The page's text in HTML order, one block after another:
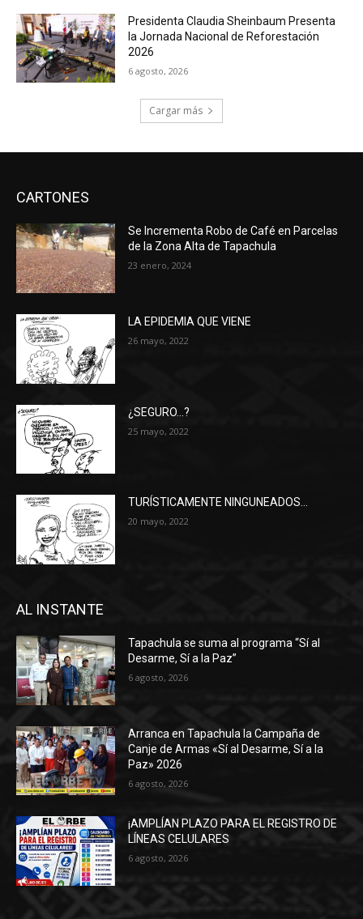
Presidenta Claudia Sheinbaum Presenta
la Jornada Nacional de Reforestación
2026
6 agosto, 2026
Cargar más
CARTONES
Se Incrementa Robo de Café en Parcelas
de la Zona Alta de Tapachula
23 enero, 2024
LA EPIDEMIA QUE VIENE
26 mayo, 2022
¿SEGURO…?
25 mayo, 2022
TURÍSTICAMENTE NINGUNEADOS…
20 mayo, 2022
AL INSTANTE
Tapachula se suma al programa “Sí al
Desarme, Sí a la Paz”
6 agosto, 2026
Arranca en Tapachula la Campaña de
Canje de Armas «Sí al Desarme, Sí a la
Paz» 2026
6 agosto, 2026
¡AMPLÍAN PLAZO PARA EL REGISTRO DE
LÍNEAS CELULARES
6 agosto, 2026